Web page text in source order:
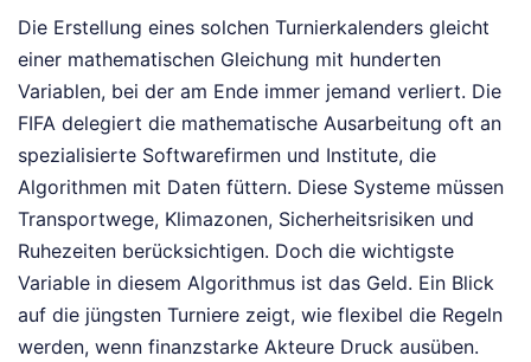
Die Erstellung eines solchen Turnierkalenders gleicht
einer mathematischen Gleichung mit hunderten
Variablen, bei der am Ende immer jemand verliert. Die
FIFA delegiert die mathematische Ausarbeitung oft an
spezialisierte Softwarefirmen und Institute, die
Algorithmen mit Daten füttern. Diese Systeme müssen
Transportwege, Klimazonen, Sicherheitsrisiken und
Ruhezeiten berücksichtigen. Doch die wichtigste
Variable in diesem Algorithmus ist das Geld. Ein Blick
auf die jüngsten Turniere zeigt, wie flexibel die Regeln
werden, wenn finanzstarke Akteure Druck ausüben.